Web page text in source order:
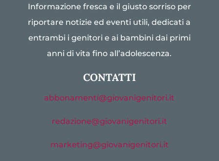
Informazione fresca e il giusto sorriso per
riportare notizie ed eventi utili, dedicati a
entrambi i genitori e ai bambini dai primi
anni di vita fino all’adolescenza.
CONTATTI
abbonamenti@giovanigenitori.it
redazione@giovanigenitori.it
marketing@giovanigenitori.it